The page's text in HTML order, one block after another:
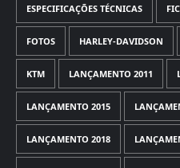
ESPECIFICAÇÕES TÉCNICAS
FOTOS HARLEY-DAVIDSON
KTM LANÇAMENTO 2011
LANÇAMENTO 2015
LANÇAMENTO 2018